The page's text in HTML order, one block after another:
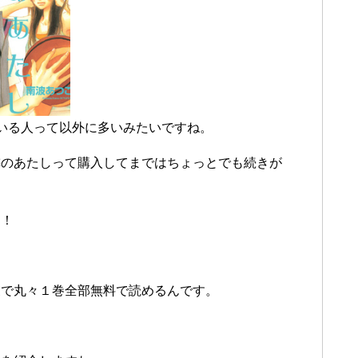
人って以外に多いみたいですね。
あたしって購入してまではちょっとでも続きが
丸々１巻全部無料で読めるんです。